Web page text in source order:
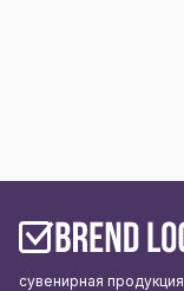
сувенирная